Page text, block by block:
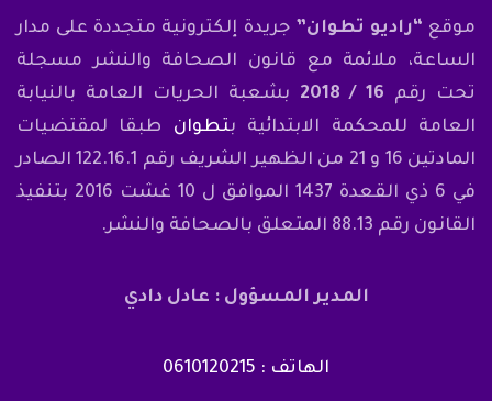
موقع “راديو تطوان” جريدة إلكترونية متجددة على مدار
الساعة، ملائمة مع قانون الصحافة والنشر مسجلة
تحت رقم 16 / 2018
بشعبة الحريات العامة بالنيابة
العامة للمحكمة الابتدائية بتطوان طبقا لمقتضيات
المادتين 16 و 21 من الظهير الشريف رقم 122.16.1 الصادر
في 6 ذي القعدة 1437 الموافق ل 10 غشت 2016 بتنفيذ
القانون رقم 88.13 المتعلق بالصحافة والنشر.
المدير المسؤول : عادل دادي
الهاتف : 0610120215